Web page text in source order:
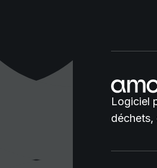
Logiciel
déchets,